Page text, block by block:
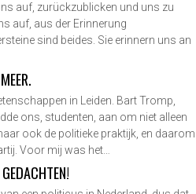
auf, zurückzublicken und uns zu
auf, aus der Erinnerung
sind beides. Sie erinnern uns an
in Leiden. Bart Tromp,
ons, studenten, aan om niet alleen
ook de politieke praktijk, en daarom
Voor mij was het…